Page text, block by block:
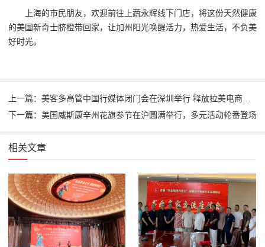
上海的市民朋友，欢迎前往上蔬永辉线下门店，将这份天然健康
的美国新奇士脐橙带回家，让加州阳光唤醒活力，热爱生活，不负美
好时光。
下一篇：美国威斯康辛州花旗参节在沪圆满举行，多元活动轮番登场
相关文章